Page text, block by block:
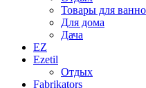
Товары для
Для дома
Дача
EZ
Ezetil
Отдых
Fabrikators